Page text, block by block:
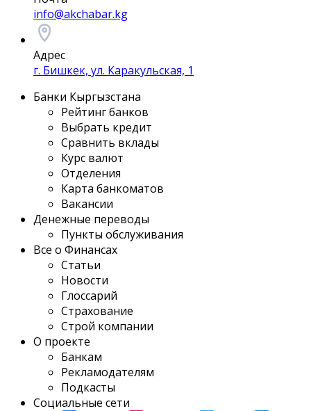
info@akchabar.kg
Адрес
г. Бишкек, ул. Каракульская, 1
Банки Кыргызстана
Рейтинг банков
Выбрать кредит
Сравнить вклады
Курс валют
Отделения
Карта банкоматов
Вакансии
Денежные переводы
Пункты обслуживания
Все о Финансах
Статьи
Новости
Глоссарий
Страхование
Строй компании
О проекте
Банкам
Рекламодателям
Подкасты
Социальные сети